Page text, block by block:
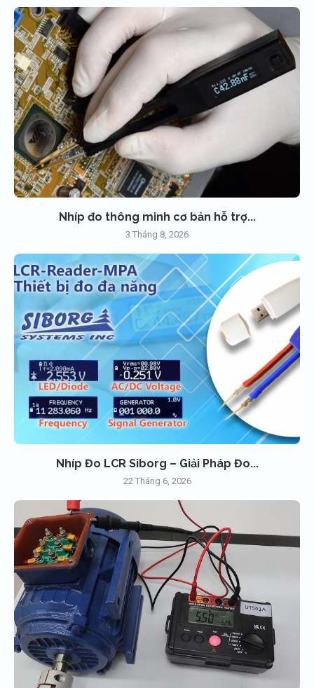
Nhíp đo thông minh cơ bản hỗ trợ...
3 Tháng 8, 2026
Nhíp Đo LCR Siborg – Giải Pháp Đo...
22 Tháng 6, 2026